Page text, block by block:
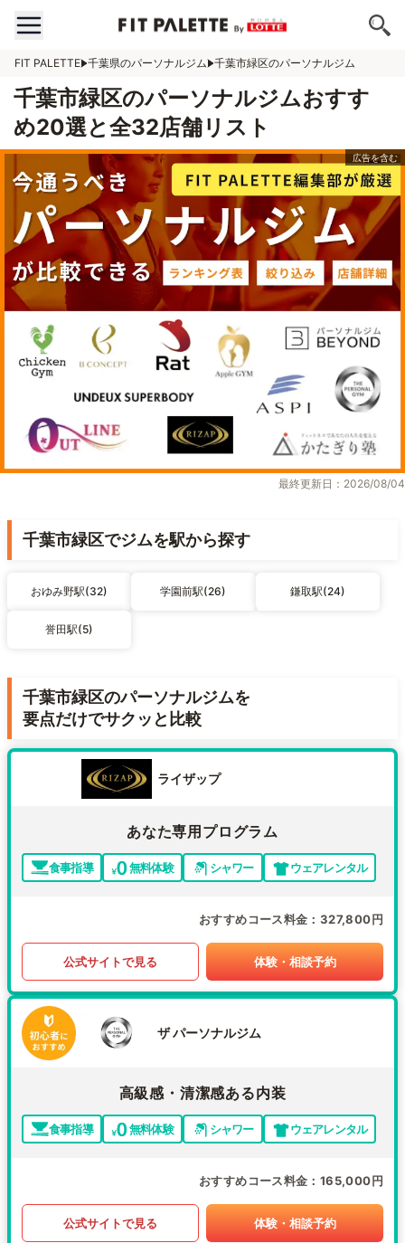
FIT PALETTE 千葉県のパーソナルジム 千葉市緑区のパーソナルジム
千葉市緑区のパーソナルジムおすす
め20選と全32店舗リスト
最終更新日：2026/08/04
千葉市緑区でジムを駅から探す
おゆみ野駅(32) 学園前駅(26) 鎌取駅(24)
誉田駅(5)
千葉市緑区のパーソナルジムを
要点だけでサクッと比較
ライザップ
あなた専用プログラム
食事指導 無料体験 シャワー ウェアレンタル
おすすめコース料金 327,800円
公式サイトで見る 体験・相談予約
ザ パーソナルジム
高級感・清潔感ある内装
食事指導 無料体験 シャワー ウェアレンタル
おすすめコース料金 165,000円
公式サイトで見る 体験・相談予約